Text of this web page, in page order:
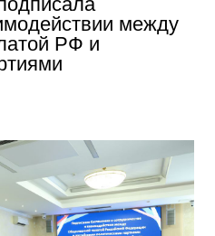
между
РФ и